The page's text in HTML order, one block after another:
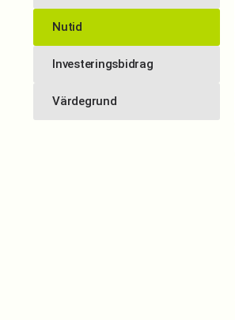
Nutid
Investeringsbidrag
Värdegrund